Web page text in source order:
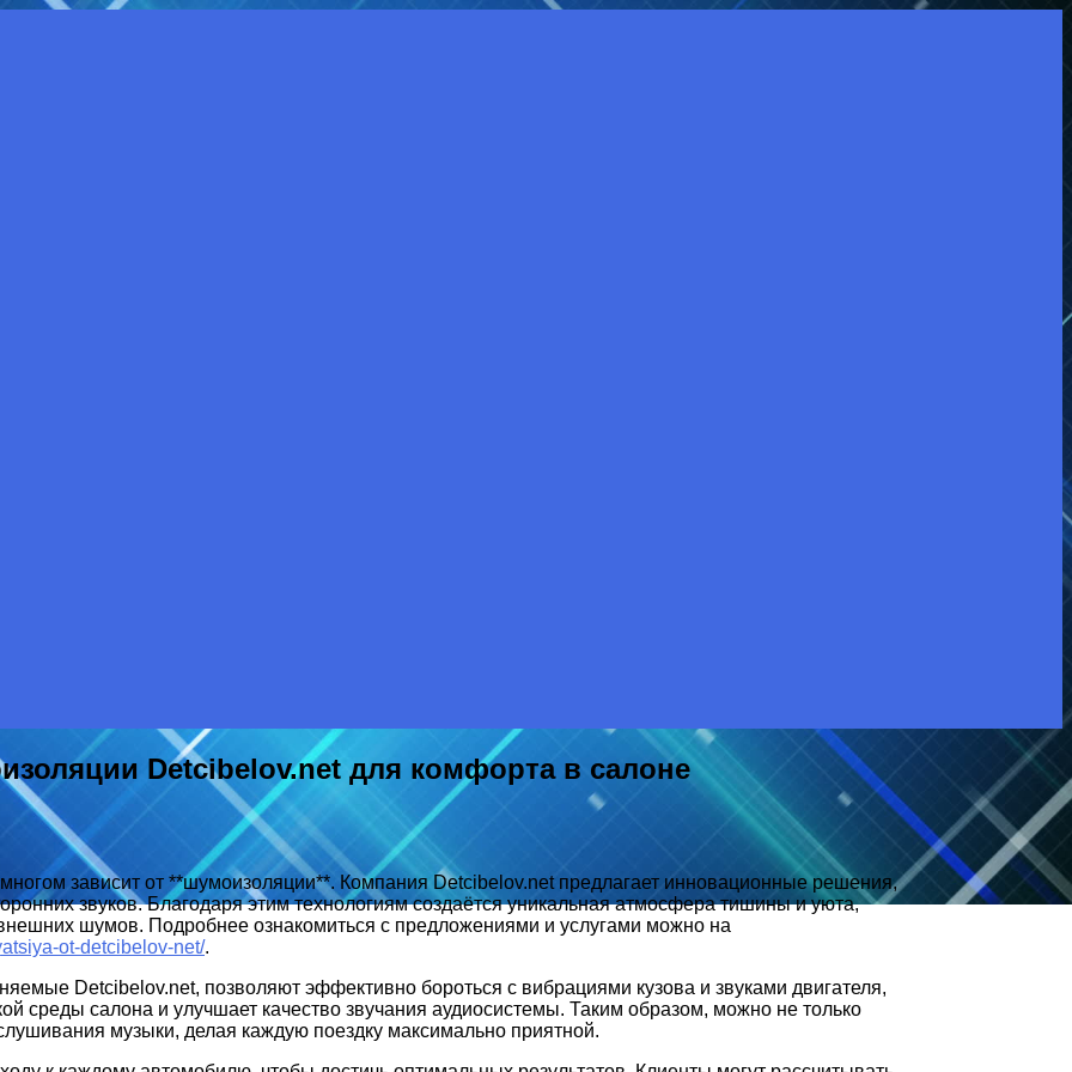
Detcibelov.net для комфорта в салоне
зависит от **шумоизоляции**. Компания Detcibelov.net предлагает инновационные решения,
звуков. Благодаря этим технологиям создаётся уникальная атмосфера тишины и уюта,
шумов. Подробнее ознакомиться с предложениями и услугами можно на
ot-detcibelov-net/.
Detcibelov.net, позволяют эффективно бороться с вибрациями кузова и звуками двигателя,
среды салона и улучшает качество звучания аудиосистемы. Таким образом, можно не только
музыки, делая каждую поездку максимально приятной.